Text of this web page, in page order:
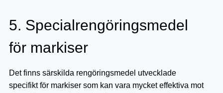
5. Specialrengöringsmedel
för markiser
Det finns särskilda rengöringsmedel utvecklade
specifikt för markiser som kan vara mycket effektiva mot